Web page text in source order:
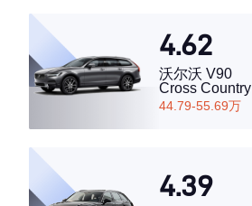
·外观表现一般，低于57%同级车
·内饰表现一般，低于57%同级车
·空间表现一般，低于94%同级车
4.62
沃尔沃 V90
Cross Country
44.79-55.69万
4.39